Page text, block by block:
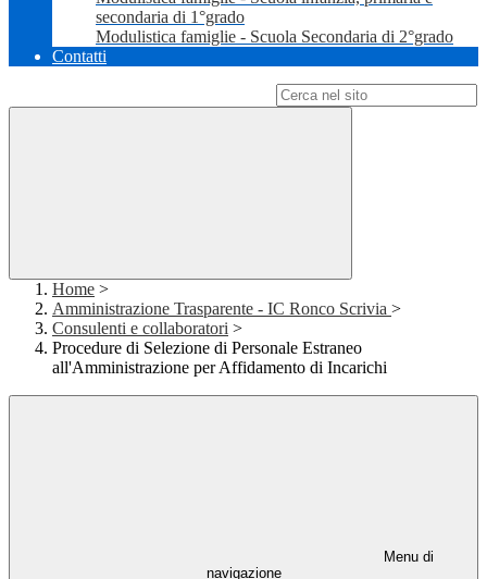
secondaria di 1°grado
Modulistica famiglie - Scuola Secondaria di 2°grado
Contatti
Home >
Amministrazione Trasparente - IC Ronco Scrivia >
Consulenti e collaboratori >
Procedure di Selezione di Personale Estraneo
all'Amministrazione per Affidamento di Incarichi
Menu di
navigazione